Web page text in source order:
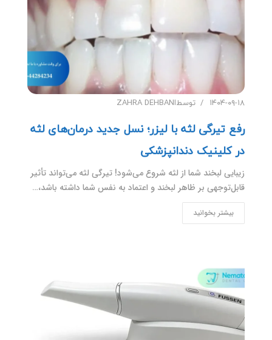
۱۴۰۴-۰۹-۱۸ توسطZAHRA DEHBANI
رفع تیرگی لثه با لیزر؛ نسل جدید درمان‌های لثه
در کلینیک دندانپزشکی
زیبایی لبخند شما از لثه شروع می‌شود! تیرگی لثه می‌تواند تأثیر
قابل‌توجهی بر ظاهر لبخند و اعتماد به نفس شما داشته باشد،…
بیشتر بخوانید